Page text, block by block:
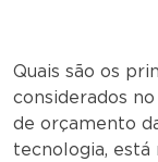
Quais são os
considerados
de orçamento
tecnologia,